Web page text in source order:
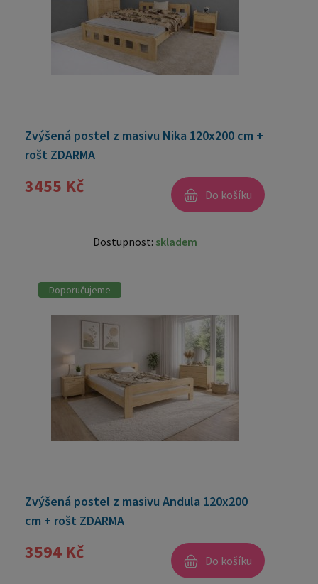
Zvýšená postel z masivu Nika 120x200 cm +
rošt ZDARMA
3455 Kč Do košíku
Dostupnost: skladem
Doporučujeme
Zvýšená postel z masivu Andula 120x200
cm + rošt ZDARMA
3594 Kč Do košíku